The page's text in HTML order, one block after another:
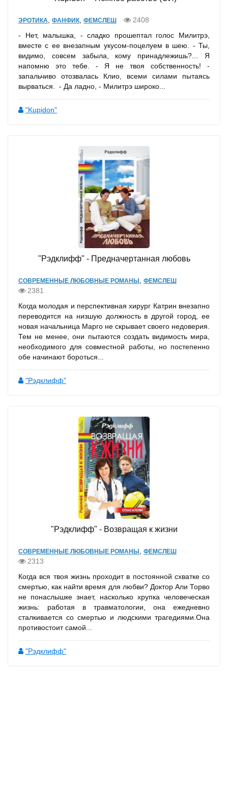
ЭРОТИКА ФАНФИК ФЕМСЛЕШ
2408
- Нет, малышка, - сладко прошептал голос Милитрэ,
вместе с ее внезапным укусом-поцелуем в шею. - Ты,
видимо, совсем забыла, кому принадлежишь?... Я
напомню это тебе. - Я не твоя собственность! -
запальчиво отозвалась Клио, всеми силами пытаясь
вырваться. - Да ладно, - Милитрэ широко...
"Kupidon"
"Рэдклифф" - Предначертанная любовь
СОВРЕМЕННЫЕ ЛЮБОВНЫЕ РОМАНЫ ФЕМСЛЕШ
2381
Когда молодая и перспективная хирург Катрин внезапно
переводится на низшую должность в другой город, ее
новая начальница Марго не скрывает своего недоверия.
Тем не менее, они пытаются создать видимость мира,
необходимого для совместной работы, но постепенно
обе начинают бороться...
"Рэдклифф"
"Рэдклифф" - Возвращая к жизни
СОВРЕМЕННЫЕ ЛЮБОВНЫЕ РОМАНЫ ФЕМСЛЕШ
2313
Когда вся твоя жизнь проходит в постоянной схватке со
смертью, как найти время для любви? Доктор Али Торво
не понаслышке знает, насколько хрупка человеческая
жизнь: работая в травматологии, она ежедневно
сталкивается со смертью и людскими трагедиями.Она
противостоит самой...
"Рэдклифф"